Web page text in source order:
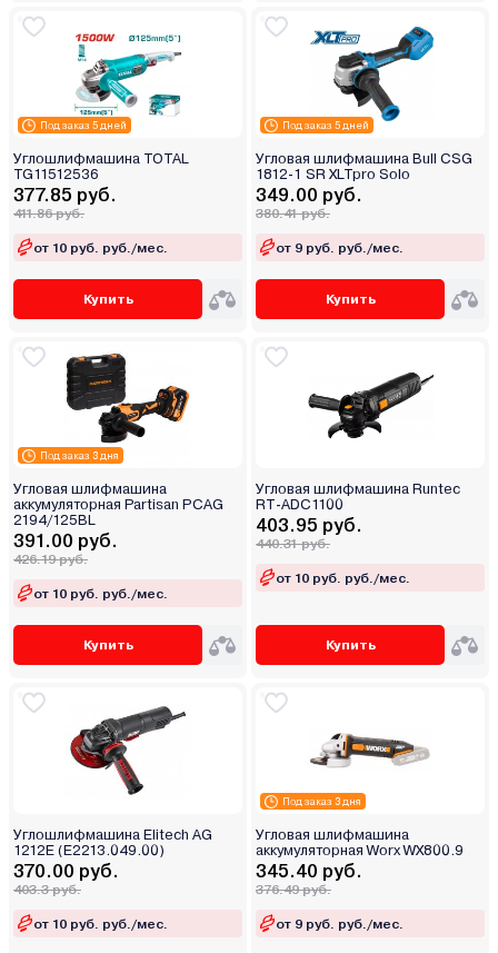
Под заказ 5 дней
Углошлифмашина TOTAL
TG11512536
377.85 руб.
411.86 руб.
от 10 руб. руб./мес.
Купить
Под заказ 5 дней
Угловая шлифмашина Bull CSG
1812-1 SR XLTpro Solo
349.00 руб.
380.41 руб.
от 9 руб. руб./мес.
Купить
Под заказ 3 дня
Угловая шлифмашина
аккумуляторная Partisan PCAG
2194/125BL
391.00 руб.
426.19 руб.
от 10 руб. руб./мес.
Купить
Угловая шлифмашина Runtec
RT-ADC1100
403.95 руб.
440.31 руб.
от 10 руб. руб./мес.
Купить
Углошлифмашина Elitech AG
1212E (E2213.049.00)
370.00 руб.
403.3 руб.
от 10 руб. руб./мес.
Под заказ 3 дня
Угловая шлифмашина
аккумуляторная Worx WX800.9
345.40 руб.
376.49 руб.
от 9 руб. руб./мес.